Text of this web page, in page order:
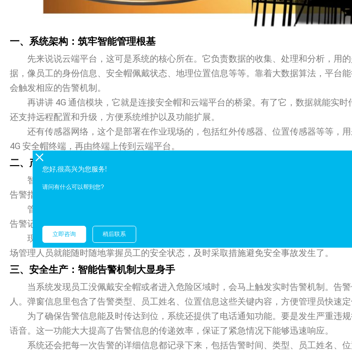
一、系统架构：筑牢智能管理根基
先来说说云端平台，这可是系统的核心所在。它负责数据的收集、处理和分析，用
据，像员工的身份信息、安全帽佩戴状态、地理位置信息等等。靠着大数据算法，平台
会触发相应的告警机制。
再讲讲 4G 通信模块，它就是连接安全帽和云端平台的桥梁。有了它，数据就能实
还支持远程配置和升级，方便系统维护以及功能扩展。
还有传感器网络，这个是部署在作业现场的，包括红外传感器、位置传感器等等，
4G 安全帽终端，再由终端上传到云端平台。
二、产品架构：实现智能化管理的路径
智能安全帽是系统的前端设备，可厉害了，集成了 4G 通信模块、传感器接口还有
告警指令时，能通过声音、灯光等方式提醒员工。另外，智能安全帽还有紧急呼叫功能
管理软件是部署在云端平台上的，给管理员提供了直观的操作界面和丰富的管理功
告警记录这些信息。同时呢，管理软件还支持自定义告警规则、设置联系人这些高级功
现场管理人员用起来也方便，系统还提供了移动应用。这个移动应用支持 Android
场管理人员就能随时随地掌握员工的安全状态，及时采取措施避免安全事故发生了。
三、安全生产：智能告警机制大显身手
当系统发现员工没佩戴安全帽或者进入危险区域时，会马上触发实时告警机制。告
人。弹窗信息里包含了告警类型、员工姓名、位置信息这些关键内容，方便管理员快速定
为了确保告警信息能及时传达到位，系统还提供了电话通知功能。要是发生严重违
语音。这一功能大大提高了告警信息的传递效率，保证了紧急情况下能够迅速响应。
系统还会把每一次告警的详细信息都记录下来，包括告警时间、类型、员工姓名、
您好,很高兴为您服务!
请问有什么可以帮到您?
立即咨询 稍后联系